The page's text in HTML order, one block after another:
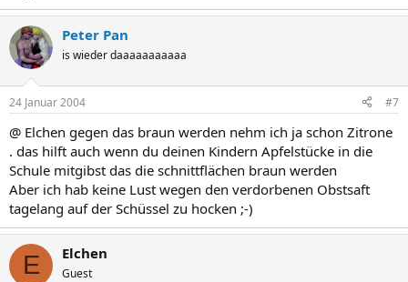
Peter Pan
is wieder daaaaaaaaaaa
24 Januar 2004 #7
@ Elchen gegen das braun werden nehm ich ja schon Zitrone
. das hilft auch wenn du deinen Kindern Apfelstücke in die
Schule mitgibst das die schnittflächen braun werden
Aber ich hab keine Lust wegen den verdorbenen Obstsaft
tagelang auf der Schüssel zu hocken ;-)
E Elchen
Guest